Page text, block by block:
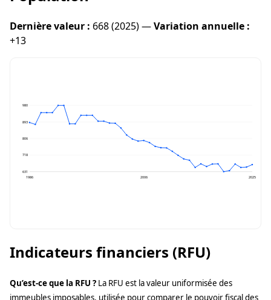
Dernière valeur : 668 (2025) —Variation annuelle :
+13
980
893
806
718
631
1986
2006 2025
Indicateurs financiers (RFU)
Qu’est-ce que la RFU ? La RFU est la valeur uniformisée des
immeubles imposables, utilisée pour comparer le pouvoir fiscal des